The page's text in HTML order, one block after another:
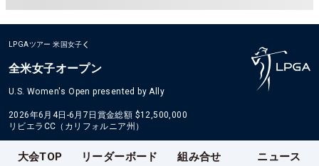
LPGAツアー 米国女子
全米女子オープン
U.S. Women's Open presented by Ally
2026年6月4日-6月7日 賞金総額 $12,500,000
リビエラCC（カリフォルニア州）
大会TOP リーダーボード 組み合せ ニュース